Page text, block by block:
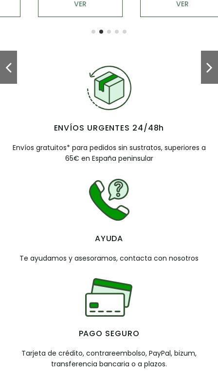
ENVÍOS URGENTES 24/48h
Envíos gratuitos* para pedidos sin sustratos, superiores a
65€ en España peninsular
AYUDA
Te ayudamos y asesoramos, contacta con nosotros
PAGO SEGURO
Tarjeta de crédito, contrareembolso, PayPal, bizum,
transferencia bancaria o a plazos.